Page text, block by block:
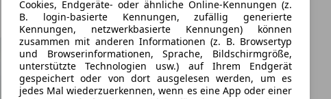
Cookies, Endgeräte- oder ähnliche Online-Kennungen (z.
B. login-basierte Kennungen, zufällig generierte
Kennungen, netzwerkbasierte Kennungen) können
zusammen mit anderen Informationen (z. B. Browsertyp
und Browserinformationen, Sprache, Bildschirmgröße,
unterstützte Technologien usw.) auf Ihrem Endgerät
gespeichert oder von dort ausgelesen werden, um es
jedes Mal wiederzuerkennen, wenn es eine App oder einer